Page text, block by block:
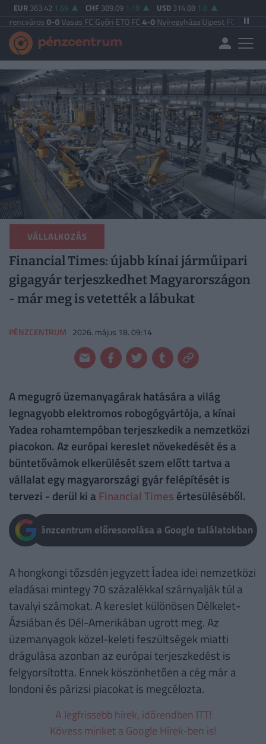
EUR 363.42 1.69 CHF 389.09 1.18 USD 314.88 1.8
0-0Vasas FC|Győri ETO FC4-0Nyíregyháza|Újpest FC4-2Debreceni VSC
VÁLLALKOZÁS
Financial Times: újabb kínai járműipari
gigagyár terjeszkedhet Magyarországon
- már meg is vetették a lábukat
PÉNZCENTRUM 2026. május 18. 09:14
A megugró üzemanyagárak hatására a világ
legnagyobb elektromos robogógyártója, a kínai
Yadea rohamtempóban terjeszkedik a nemzetközi
piacokon. Az európai kereslet növekedését és a
büntetővámok elkerülését szem előtt tartva a
vállalat egy magyarországi gyár felépítését is
tervezi - derül ki a Financial Times értesüléséből.
Pénzcentrum előresorolása a Google találatokban
A hongkongi tőzsdén jegyzett Íadea idei nemzetközi
eladásai mintegy 70 százalékkal szárnyalják túl a
tavalyi számokat. A kereslet különösen Délkelet-
Ázsiában és Dél-Amerikában ugrott meg. Az
üzemanyagok közel-keleti feszültségek miatti
drágulása azonban az európai terjeszkedést is
felgyorsította. Ennek köszönhetően a cég már a
londoni és párizsi piacokat is megcélozta.
A legfrissebb hírek, időrendben ITT!
Kövess minket a Google Hírek-ben is!